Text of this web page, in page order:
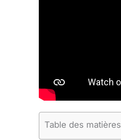
Table des matières